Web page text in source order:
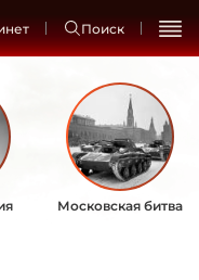
Поиск
Московская битва